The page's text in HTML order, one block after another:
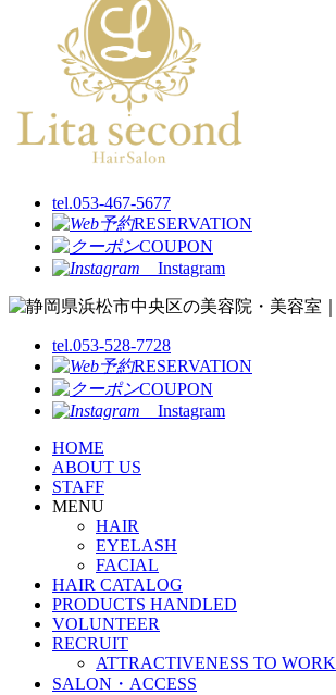
tel.053-467-5677
RESERVATION
COUPON
Instagram
tel.053-528-7728
RESERVATION
COUPON
Instagram
HOME
ABOUT US
STAFF
MENU
HAIR
EYELASH
FACIAL
HAIR CATALOG
PRODUCTS HANDLED
VOLUNTEER
RECRUIT
ATTRACTIVENESS TO WORK
SALON・ACCESS